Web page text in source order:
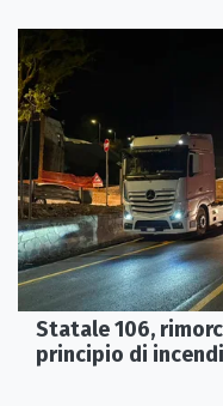
Statale 106,
principio di